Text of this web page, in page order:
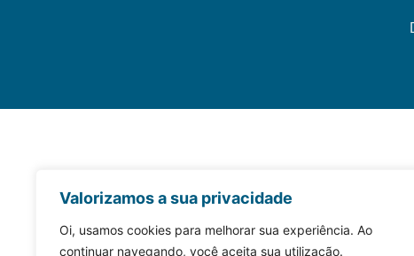
Valorizamos a sua privacidade
Oi, usamos cookies para melhorar sua experiência. Ao
continuar navegando, você aceita sua utilização.